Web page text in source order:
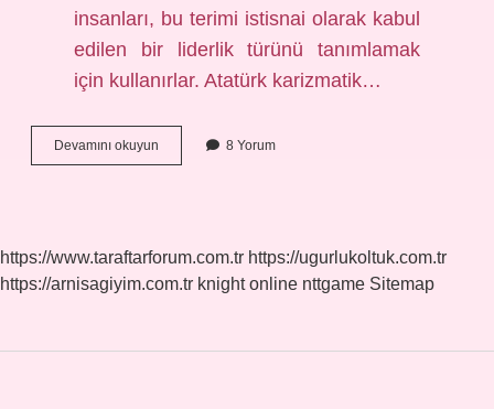
insanları, bu terimi istisnai olarak kabul
edilen bir liderlik türünü tanımlamak
için kullanırlar. Atatürk karizmatik…
Devamını okuyun Karizmatik
Liderlik
8 Yorum
https://www.taraftarforum.com.tr https://ugurlukoltuk.com.tr
https://arnisagiyim.com.tr knight online nttgame Sitemap